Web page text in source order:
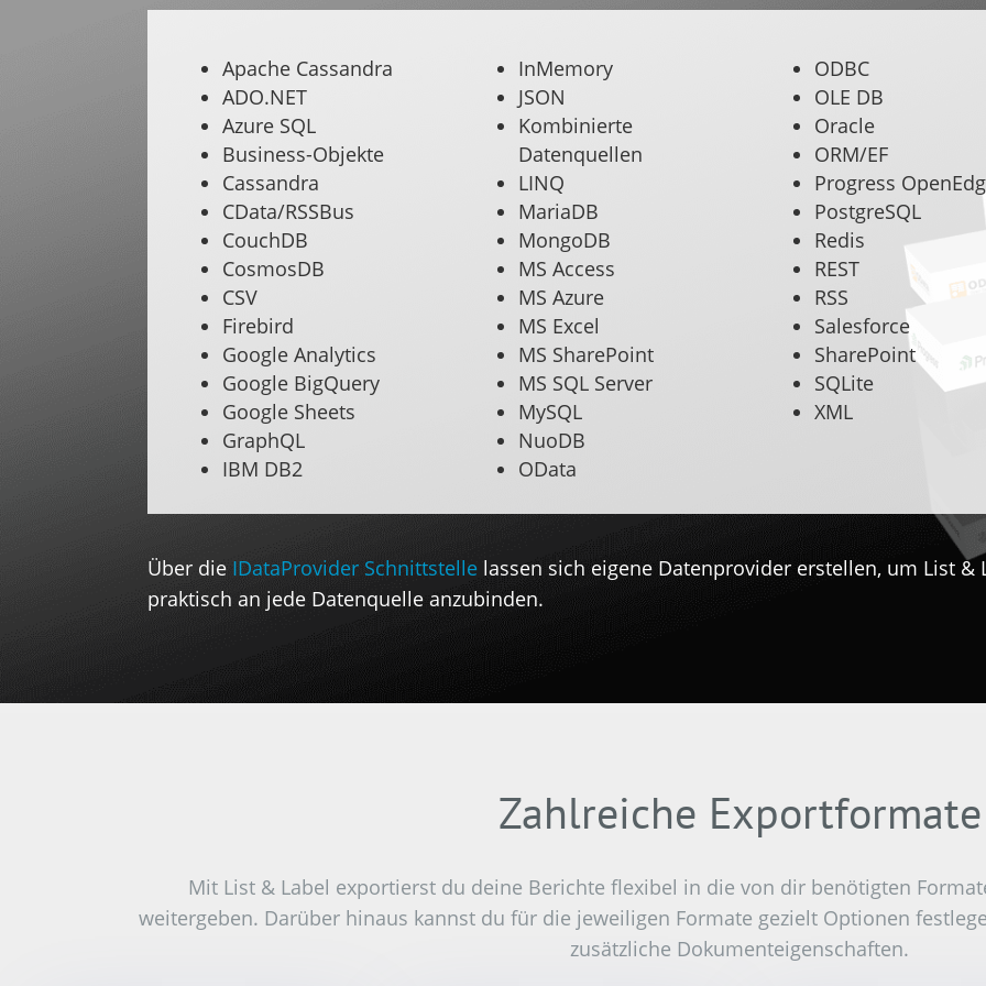
Apache Cassandra
ADO.NET
Azure SQL
Business-Objekte
Cassandra
CData/RSSBus
CouchDB
CosmosDB
CSV
Firebird
Google Analytics
Google BigQuery
Google Sheets
GraphQL
IBM DB2
InMemory
JSON
Kombinierte
Datenquellen
LINQ
MariaDB
MongoDB
MS Access
MS Azure
MS Excel
MS SharePoint
MS SQL Server
MySQL
NuoDB
OData
ODBC
OLE DB
Oracle
ORM/EF
Progress
PostgreSQL
Redis
REST
RSS
Salesforce
SharePoint
SQLite
XML
Über die IDataProvider Schnittstelle lassen sich eigene Datenprovider erstellen, um List &
praktisch an jede Datenquelle anzubinden.
Zahlreiche Exportformate
Mit List & Label exportierst du deine Berichte flexibel in die von dir benötigten
weitergeben. Darüber hinaus kannst du für die jeweiligen Formate gezielt Optionen
zusätzliche Dokumenteigenschaften.